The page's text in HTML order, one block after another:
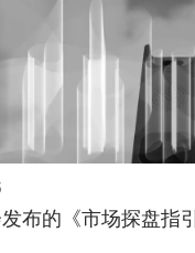
布的《市场探盘指